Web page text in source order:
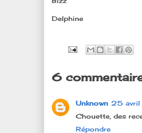
Delphine
6
Unknown 25 avril
Chouette, des
Répondre